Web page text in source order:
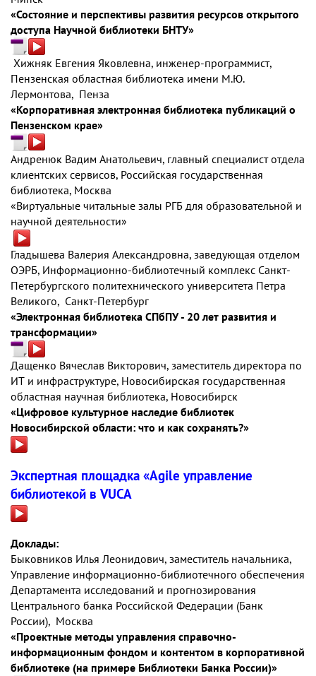
«Состояние и перспективы развития ресурсов открытого
доступа Научной библиотеки БНТУ»
Хижняк Евгения Яковлевна, инженер-программист,
Пензенская областная библиотека имени М.Ю.
Лермонтова, Пенза
«Корпоративная электронная библиотека публикаций о
Пензенском крае»
Андренюк Вадим Анатольевич, главный специалист отдела
клиентских сервисов, Российская государственная
библиотека, Москва
«Виртуальные читальные залы РГБ для образовательной и
научной деятельности»
Гладышева Валерия Александровна, заведующая отделом
ОЭРБ, Информационно-библиотечный комплекс Санкт-
Петербургского политехнического университета Петра
Великого, Санкт-Петербург
«Электронная библиотека СПбПУ - 20 лет развития и
трансформации»
Дащенко Вячеслав Викторович, заместитель директора по
ИТ и инфраструктуре, Новосибирская государственная
областная научная библиотека, Новосибирск
«Цифровое культурное наследие библиотек
Новосибирской области: что и как сохранять?»
Экспертная площадка «Agile управление
библиотекой в VUCA
Доклады:
Быковников Илья Леонидович, заместитель начальника,
Управление информационно-библиотечного обеспечения
Департамента исследований и прогнозирования
Центрального банка Российской Федерации (Банк
России), Москва
«Проектные методы управления справочно-
информационным фондом и контентом в корпоративной
библиотеке (на примере Библиотеки Банка России)»